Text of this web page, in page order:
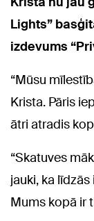
Lights”
izdevums
“Mūsu
Krista. Pāris
ātri atradis
“Skatuves
jauki, ka
Mums kopā ir